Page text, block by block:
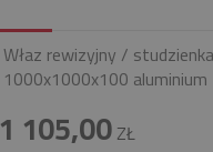
Właz rewizyjny / studzienka
1000x1000x100 aluminium
1 105,00ZŁ